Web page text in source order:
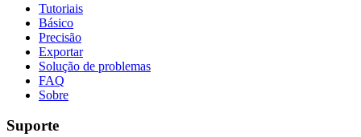
Tutoriais
Básico
Precisão
Exportar
Solução de problemas
FAQ
Sobre
Suporte